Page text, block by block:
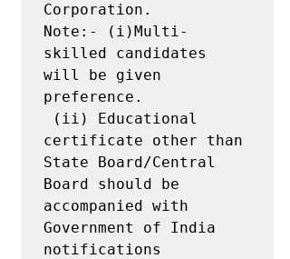
Corporation.
Note:- (i)Multi-
skilled candidates
will be given
preference.
certificate other than
State Board/Central
Board should be
accompanied with
Government of India
notifications